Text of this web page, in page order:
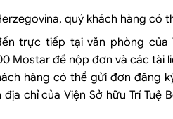
quý khách hàng
trực tiếp tại văn phòng của
Mostar để nộp đơn và các tài
hàng có thể gửi đơn đăng
chỉ của Viện Sở hữu Trí Tuệ